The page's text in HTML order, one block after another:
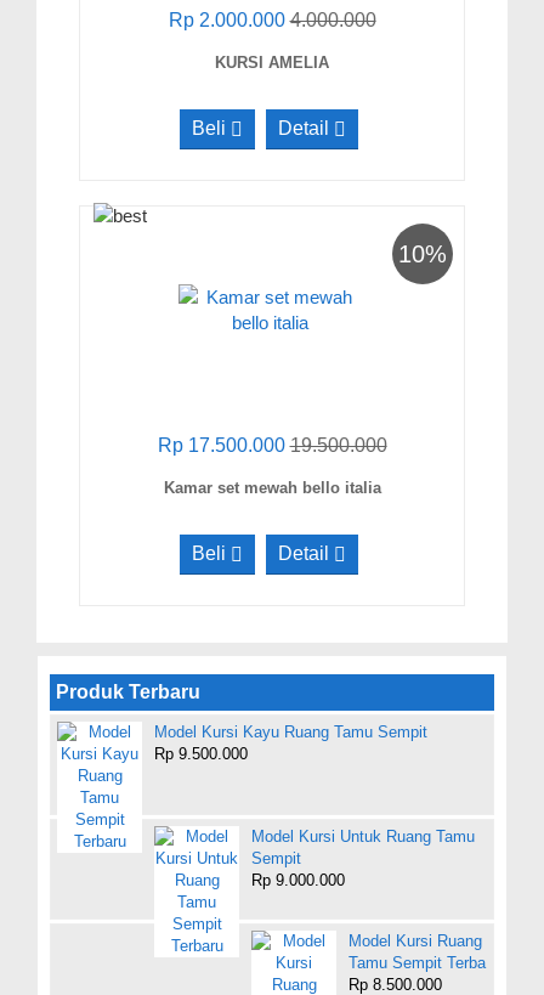
Rp 2.000.0004.000.000
KURSI AMELIA
Beli Detail
10%
Rp 17.500.00019.500.000
Kamar set mewah bello italia
Beli Detail
Produk Terbaru
Model Kursi Kayu Ruang Tamu Sempit
Rp 9.500.000
Model Kursi Untuk Ruang Tamu
Sempit
Rp 9.000.000
Model Kursi Ruang
Tamu Sempit Terba
Rp 8.500.000